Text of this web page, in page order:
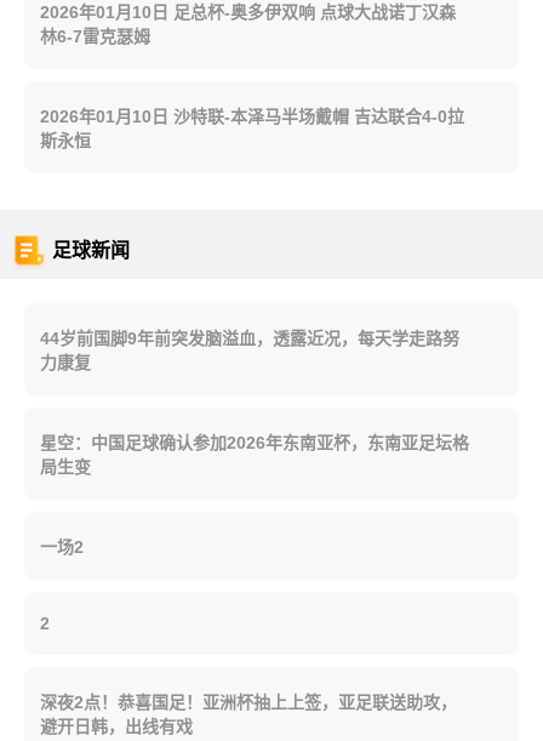
2026年01月10日 足总杯-奥多伊双响 点球大战诺丁汉森
林6-7雷克瑟姆
2026年01月10日 沙特联-本泽马半场戴帽 吉达联合4-0拉
斯永恒
足球新闻
44岁前国脚9年前突发脑溢血，透露近况，每天学走路努
力康复
星空：中国足球确认参加2026年东南亚杯，东南亚足坛格
局生变
一场2
2
深夜2点！恭喜国足！亚洲杯抽上上签，亚足联送助攻，
避开日韩，出线有戏